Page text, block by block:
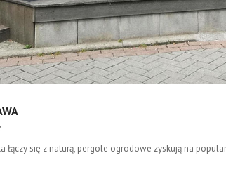
łączy się z naturą, pergole ogrodowe zyskują na